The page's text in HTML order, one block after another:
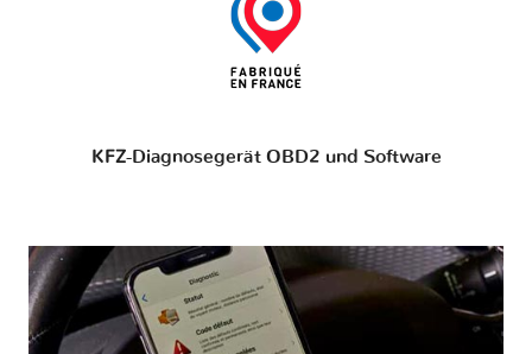
KFZ-Diagnosegerät OBD2 und Software